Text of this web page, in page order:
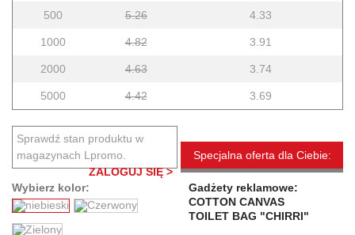
500 5.26 4.33
1000 4.82 3.91
2000 4.63 3.74
5000 4.42 3.69
Sprawdź stan produktu w
magazynach Lpromo.
ZALOGUJ SIĘ >
Wybierz kolor:
Specjalna oferta dla Ciebie:
Gadżety reklamowe:
COTTON CANVAS
TOILET BAG "CHIRRI"